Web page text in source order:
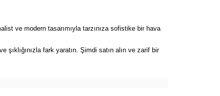
ve modern tasarımıyla tarzınıza sofistike bir hava
fark yaratın. Şimdi satın alın ve zarif bir